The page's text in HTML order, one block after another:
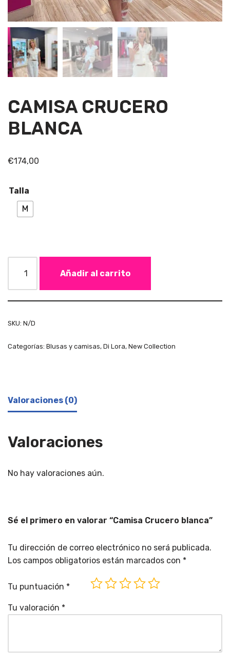
CAMISA CRUCERO
BLANCA
€174,00
Talla
M
Añadir al carrito
SKU: N/D
Categorías: Blusas y camisas, Di Lora, New Collection
Valoraciones (0)
Valoraciones
No hay valoraciones aún.
Sé el primero en valorar “Camisa Crucero blanca”
Tu dirección de correo electrónico no será publicada.
Los campos obligatorios están marcados con *
Tu puntuación *
Tu valoración *